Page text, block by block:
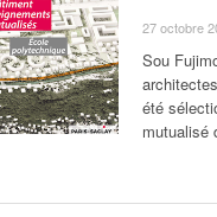
27 octobre
Sou
été
mutualisé